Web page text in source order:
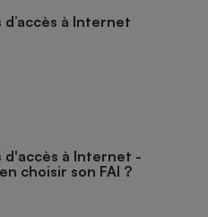
d’accès à Internet
d'accès à Internet -
choisir son FAI ?